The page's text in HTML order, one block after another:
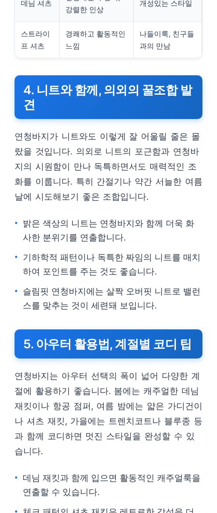
데님 셔츠
강렬한 인상
개성있는 스타일
스트라이
프 셔츠
경쾌하고 활동적인
느낌
나들이룩, 친구들
과의 만남
4. 니트와 함께, 의외의 꿀조합 발
견
연청바지가 니트와도 이렇게 잘 어울릴 줄은 몰
랐을 것입니다. 의외로 니트의 포근함과 연청바
지의 시원함이 만나 독특하면서도 매력적인 조
화를 이룹니다. 특히 간절기나 약간 서늘한 여름
날에 시도해보기 좋은 조합입니다.
밝은 색상의 니트는 연청바지와 함께 더욱 화
사한 분위기를 연출합니다.
기하학적 패턴이나 독특한 짜임의 니트를 매치
하여 포인트를 주는 것도 좋습니다.
슬림핏 연청바지에는 살짝 오버핏 니트로 밸런
스를 맞추는 것이 세련돼 보입니다.
5. 아우터 활용법, 계절별 코디 팁
연청바지는 아우터 선택의 폭이 넓어 다양한 계
절에 활용하기 좋습니다. 봄에는 캐주얼한 데님
재킷이나 항공 점퍼, 여름 밤에는 얇은 가디건이
나 셔츠 재킷, 가을에는 트렌치코트나 블루종 등
과 함께 코디하면 멋진 스타일을 완성할 수 있
습니다.
데님 재킷과 함께 입으면 활동적인 캐주얼룩을
연출할 수 있습니다.